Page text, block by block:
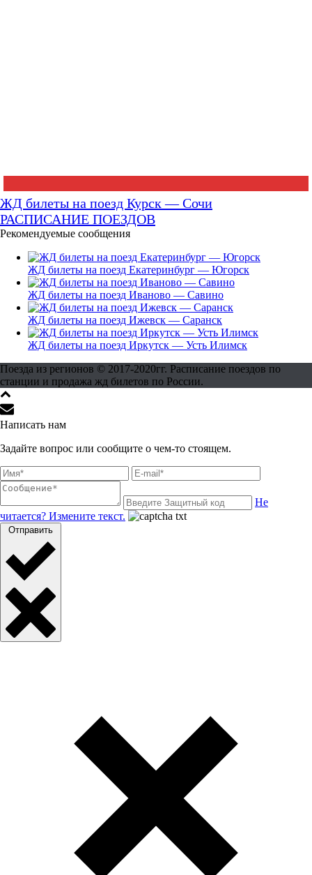
ЖД билеты на поезд Курск — Сочи
РАСПИСАНИЕ ПОЕЗДОВ
Рекомендуемые сообщения
ЖД билеты на поезд Екатеринбург — Югорск
ЖД билеты на поезд Иваново — Савино
ЖД билеты на поезд Ижевск — Саранск
ЖД билеты на поезд Иркутск — Усть Илимск
Поезда из регионов © 2017-2020гг. Расписание поездов по
станции и продажа жд билетов по России.
Написать нам
Задайте вопрос или сообщите о чем-то стоящем.
Не
читается? Измените текст.
Отправить